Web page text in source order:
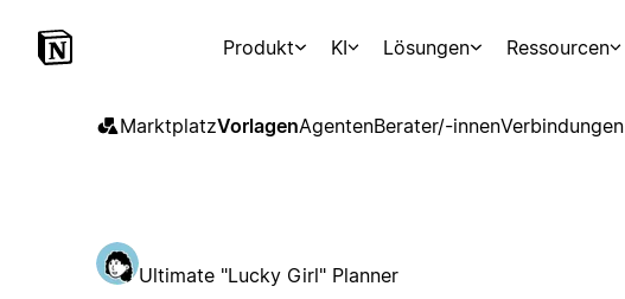
Produkt KI Lösungen Ressourcen
MarktplatzVorlagenAgentenBerater/-innenVerbindungen
Ultimate "Lucky Girl" Planner